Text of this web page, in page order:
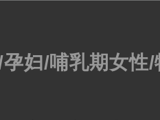
妇/哺乳期女性